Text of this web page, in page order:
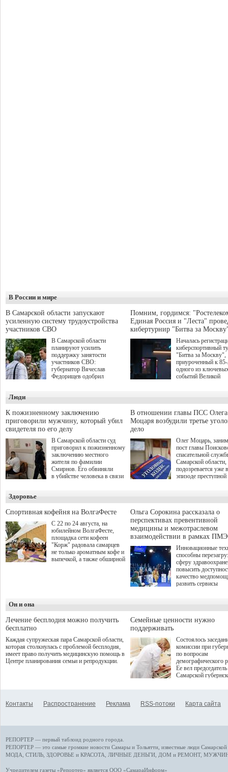
В России и мире
В Самарской области запускают
усиленную систему трудоустройства
участников СВО
В Самарской области
планируют усилить
поддержку занятости
участников СВО:
губернатор Вячеслав
Федорищев одобрил
Живайкина, направленные
на трудоустройство и более
спокойную адаптацию к
мирной жизни.
Помним, гордимся:
Единая Россия и "Леста"
кибертурнир "Битва за
Началась
киберспортивный
"Битва за Москву",
приуроченный к
одного из
событий Великой
игре "Мир танков"
выступили
партия "Единая
игровая студия
Люди
К пожизненному заключению
приговорили мужчину, который убил
свидетеля по его делу
В Самарской области суд
приговорил к пожизненному
заключению местного
жителя по фамилии
Смирнов. Его обвиняли
в убийстве человека в связи
В отношении главы ПСС Олега
Моцаря возбудили третье
дело
Олег Моцарь,
пост главы
спасательной
Самарской области,
подозревается уже
эпизоде преступной
а сам он
Здоровье
Спортивная кофейня на ВолгаФесте
С 22 по 24 августа, на
юбилейном ВолгаФесте,
площадка сети кофеен
"Корж" радовала самарцев
не только ароматным кофе и
выпечкой, а также обширной
Ольга Сорокина рассказала о
перспективах превентивной
медицины и межотраслевом
взаимодействии в рамках
Инновационные
способны
сферу
повысить
качество
развить сервисы
определенными
К ним можно
возникающие при
данными
более динамичного
проникновения
сегмент
отраслевое
рассказала Ольга
ходе сессии
качества жизни" в
ПМЭФ 2025. В
Он и она
Лечение бесплодия можно получить
бесплатно
Каждая супружеская пара Самарской области,
которая столкнулась с проблемой бесплодия,
имеет право получить медицинскую помощь в
Центре планирования семьи и репродукции.
Семейные ценности нужно
поддерживать
Состоялось
комиссии при
по вопросам
демографического
Ее вел председатель
Самарской
Контакты Распространение Реклама RSS-потоки Карта сайта
РЕПОРТЕР — первый таблоид родного города.
РЕПОРТЕР — это самые громкие новости Самары и Тольятти, известные люди
МОДА, СТИЛЬ ЗДОРОВЬЕ и КРАСОТА ЛИЧНЫЕ ДЕНЬГИ ДОМ и РЕМОНТ,
Учредителем газеты «Репортер» является ООО «СамараИнформ»